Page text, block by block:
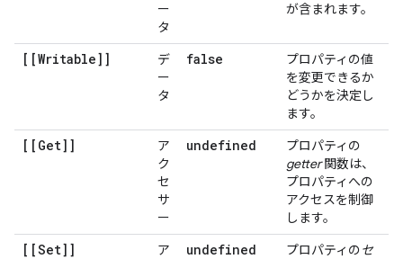
ー
タ
が含まれます。
[[Writable]]
デ
ー
タ
false
プロパティの値
を変更できるか
どうかを決定し
ます。
[[Get]]
ア
ク
セ
サ
ー
undefined
プロパティの
getter関数は、
プロパティへの
アクセスを制御
します。
[[Set]]
ア
undefined プロパティのセ